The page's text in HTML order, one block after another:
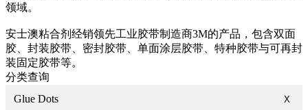
领域。
安士澳粘合剂经销领先工业胶带制造商3M的产品，包含双面
胶、封装胶带、密封胶带、单面涂层胶带、特种胶带与可再封
装固定胶带等。
分类查询
Glue Dots
X